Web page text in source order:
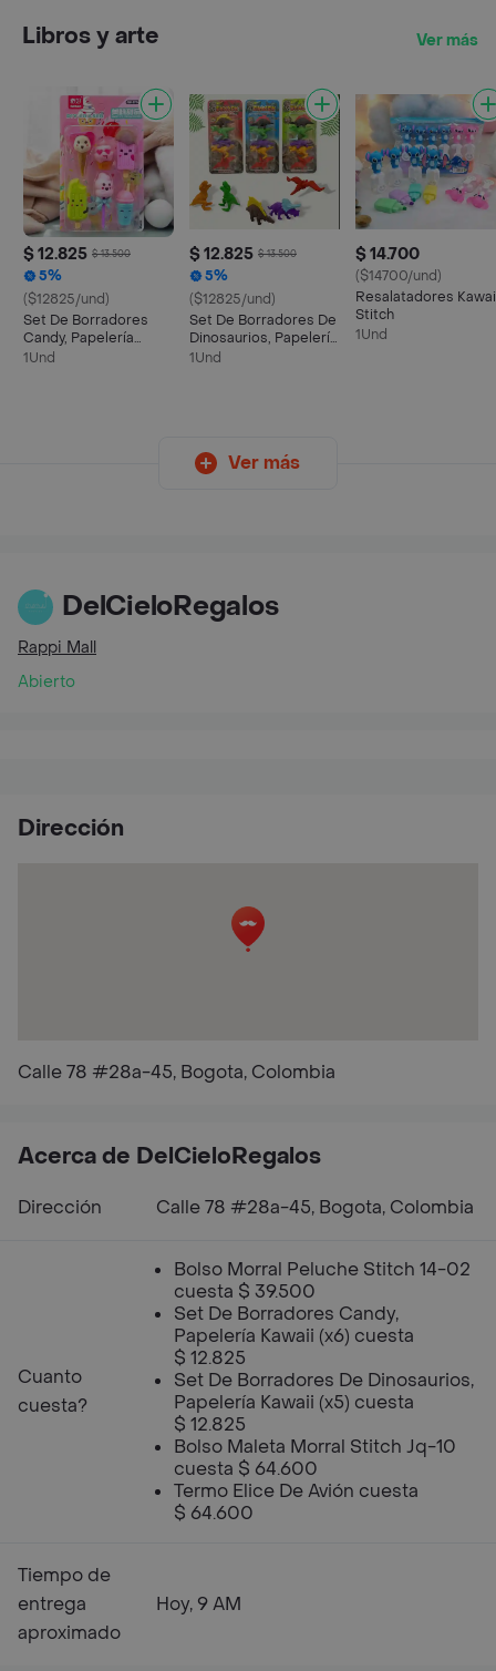
Libros y arte Ver más
$ 12.825 $ 13.500
5%
($12825/und)
Set De Borradores
Candy, Papelería
Kawaii (x6)
1Und
$ 12.825 $ 13.500
5%
($12825/und)
Set De Borradores De
Dinosaurios, Papelería
Kawaii (x5)
1Und
$ 14.700
($14700/und)
Resalatadores
Stitch
1Und
Ver más
DelCieloRegalos
Rappi Mall
Abierto
Dirección
Calle 78 #28a-45, Bogota, Colombia
Acerca de DelCieloRegalos
Dirección Calle 78 #28a-45, Bogota, Colombia
Cuanto
cuesta?
Bolso Morral Peluche Stitch 14-02
cuesta $ 39.500
Set De Borradores Candy,
Papelería Kawaii (x6) cuesta
$ 12.825
Set De Borradores De Dinosaurios,
Papelería Kawaii (x5) cuesta
$ 12.825
Bolso Maleta Morral Stitch Jq-10
cuesta $ 64.600
Termo Elice De Avión cuesta
$ 64.600
Tiempo de
entrega
aproximado
Hoy, 9 AM